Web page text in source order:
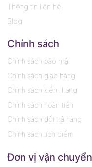
Thông tin liên hệ
Blog
Chính sách
Chính sách bảo mật
Chính sách giao hàng
Chính sách kiểm hàng
Chính sách hoàn tiền
Chính sách đổi trả hàng
Chính sách tích điểm
Đơn vị vận chuyển